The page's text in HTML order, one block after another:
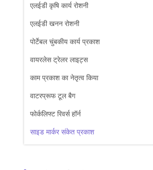
एलईडी कृषि कार्य रोशनी
एलईडी खनन रोशनी
पोर्टेबल चुंबकीय कार्य प्रकाश
वायरलेस ट्रेलर लाइट्स
काम प्रकाश का नेतृत्व किया
वाटरप्रूफ टूल बैग
फोर्कलिफ्ट रिवर्स हॉर्न
साइड मार्कर संकेत प्रकाश